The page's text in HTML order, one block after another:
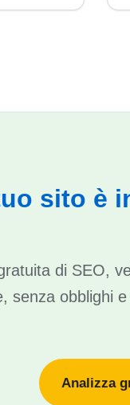
sito è
di SEO,
senza obblighi
Analizza